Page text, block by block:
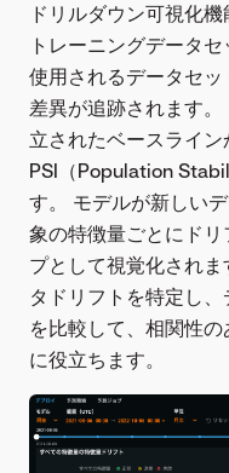
ドリルダウン可視化
トレーニングデータ
使用されるデータセ
差異が追跡されます
立されたベースライン
PSI（Population
す。 モデルが新しい
象の特徴量ごとにド
プとして視覚化され
タドリフトを特定し
を比較して、相関性
に役立ちます。